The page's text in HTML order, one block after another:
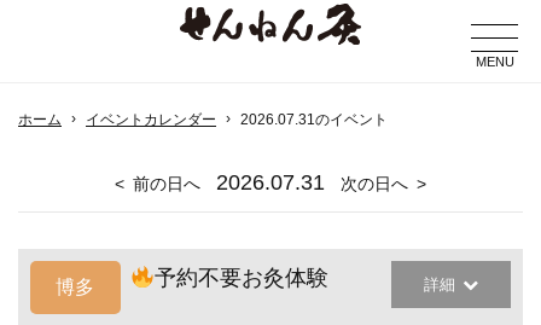
MENU
ホーム イベントカレンダー 2026.07.31のイベント
前の日へ 2026.07.31 次の日へ
博多 予約不要お灸体験 詳細